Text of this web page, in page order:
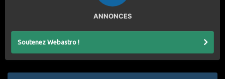
ANNONCES
Soutenez Webastro !